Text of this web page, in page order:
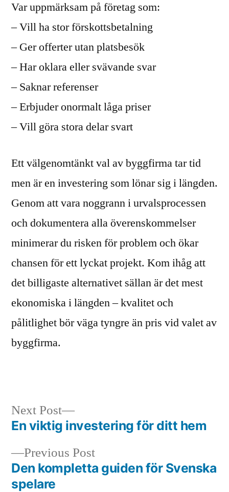
Var uppmärksam på företag som:
– Vill ha stor förskottsbetalning
– Ger offerter utan platsbesök
– Har oklara eller svävande svar
– Saknar referenser
– Erbjuder onormalt låga priser
– Vill göra stora delar svart
Ett välgenomtänkt val av byggfirma tar tid
men är en investering som lönar sig i längden.
Genom att vara noggrann i urvalsprocessen
och dokumentera alla överenskommelser
minimerar du risken för problem och ökar
chansen för ett lyckat projekt. Kom ihåg att
det billigaste alternativet sällan är det mest
ekonomiska i längden – kvalitet och
pålitlighet bör väga tyngre än pris vid valet av
byggfirma.
Post
navigation
Previous PostPrevious
post:
Den kompletta guiden för Svenska
spelare
Next Post
Next
post:
En viktig investering för ditt hem